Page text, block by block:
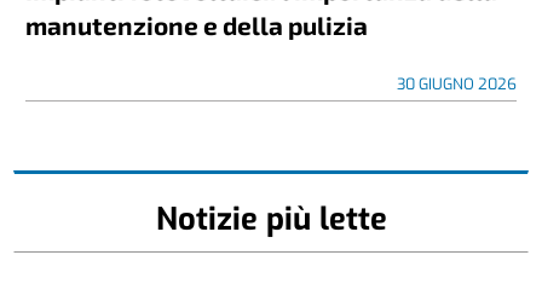
manutenzione e della pulizia
30 GIUGNO 2026
Notizie più lette